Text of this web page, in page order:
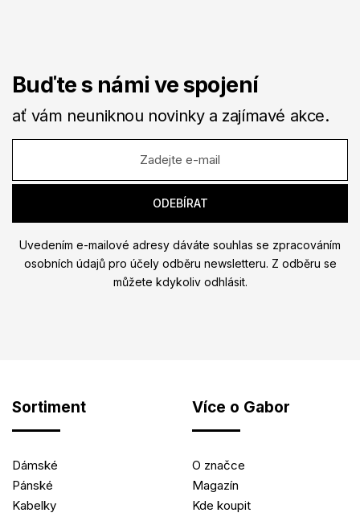
Buďte s námi ve spojení
ať vám neuniknou novinky a zajímavé akce.
Uvedením e-mailové adresy dáváte souhlas se zpracováním
osobních údajů pro účely odběru newsletteru. Z odběru se
můžete kdykoliv odhlásit.
Sortiment
Dámské
Pánské
Kabelky
Více o Gabor
O značce
Magazín
Kde koupit